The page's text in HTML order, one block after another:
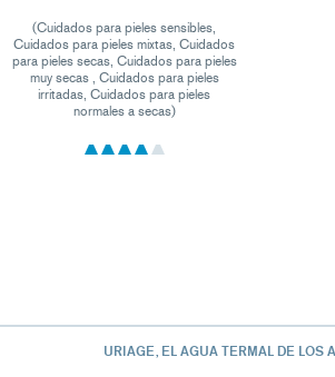
(Cuidados para pieles sensibles,
Cuidados para pieles mixtas, Cuidados
para pieles secas, Cuidados para pieles
muy secas , Cuidados para pieles
irritadas, Cuidados para pieles
normales a secas)
URIAGE, EL AGUA TERMAL DE LOS